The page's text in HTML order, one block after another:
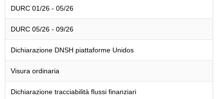
DURC 01/26 - 05/26
DURC 05/26 - 09/26
Dichiarazione DNSH piattaforme Unidos
Visura ordinaria
Dichiarazione tracciabilità flussi finanziari